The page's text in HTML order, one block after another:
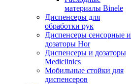
материалы Binele
Диспенсеры для
обработки рук
Диспенсеры сенсорные и
дозаторы Hor
Диспенсеры и дозаторы
Mediclinics
Мобильные стойки для
диспенсеров